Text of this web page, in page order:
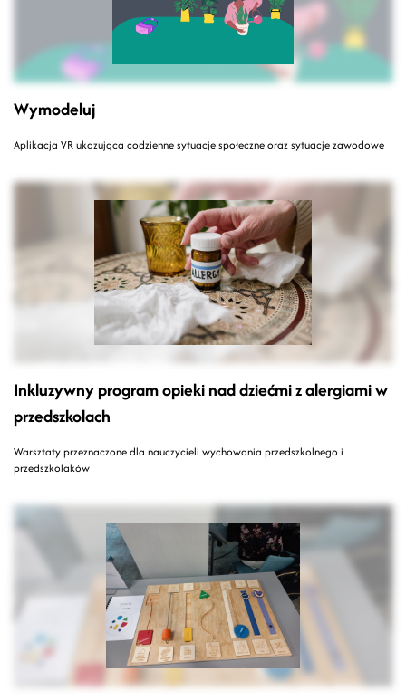
Wymodeluj
Aplikacja VR ukazująca codzienne sytuacje społeczne oraz sytuacje zawodowe
Inkluzywny program opieki nad dziećmi z alergiami w
przedszkolach
Warsztaty przeznaczone dla nauczycieli wychowania przedszkolnego i
przedszkolaków